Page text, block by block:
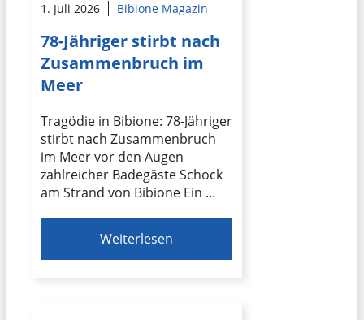
1. Juli 2026 Bibione Magazin
78-Jähriger stirbt nach
Zusammenbruch im
Meer
Tragödie in Bibione: 78-Jähriger
stirbt nach Zusammenbruch
im Meer vor den Augen
zahlreicher Badegäste Schock
am Strand von Bibione Ein …
Weiterlesen